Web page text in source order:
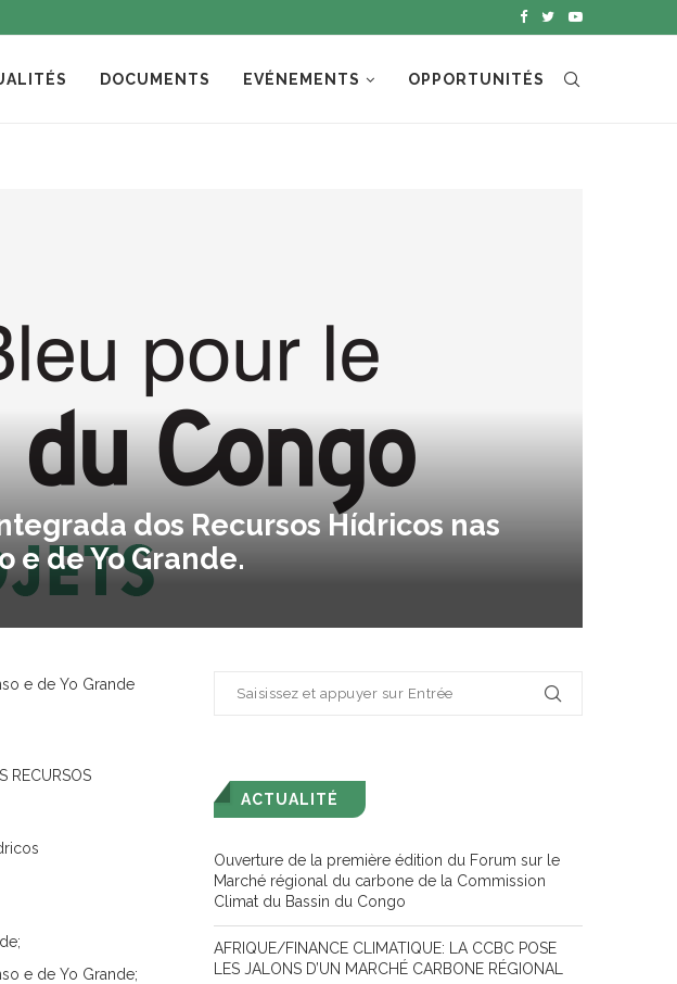
DOCUMENTS EVÉNEMENTS OPPORTUNITÉS
dos Recursos Hídricos nas
e de Yo Grande.
e de Yo Grande
RECURSOS
e de Yo Grande;
ACTUALITÉ
Ouverture de la première édition du Forum sur le
Marché régional du carbone de la Commission
Climat du Bassin du Congo
AFRIQUE/FINANCE CLIMATIQUE: LA CCBC POSE
LES JALONS D’UN MARCHÉ CARBONE RÉGIONAL